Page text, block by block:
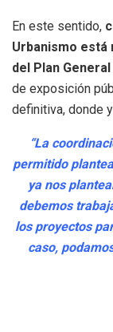
En este sentido,
Urbanismo está
del Plan
de exposición
definitiva, donde
“La
permitido
ya nos
debemos
los proyectos
caso,